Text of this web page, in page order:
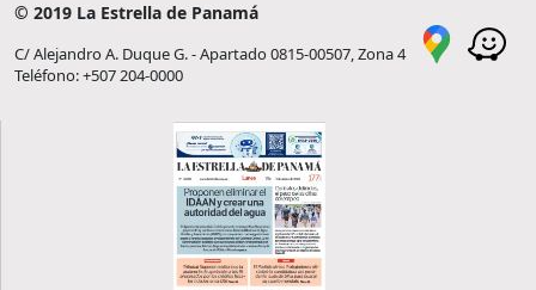
© 2019 La Estrella de Panamá
C/ Alejandro A. Duque G. - Apartado 0815-00507, Zona 4
Teléfono: +507 204-0000